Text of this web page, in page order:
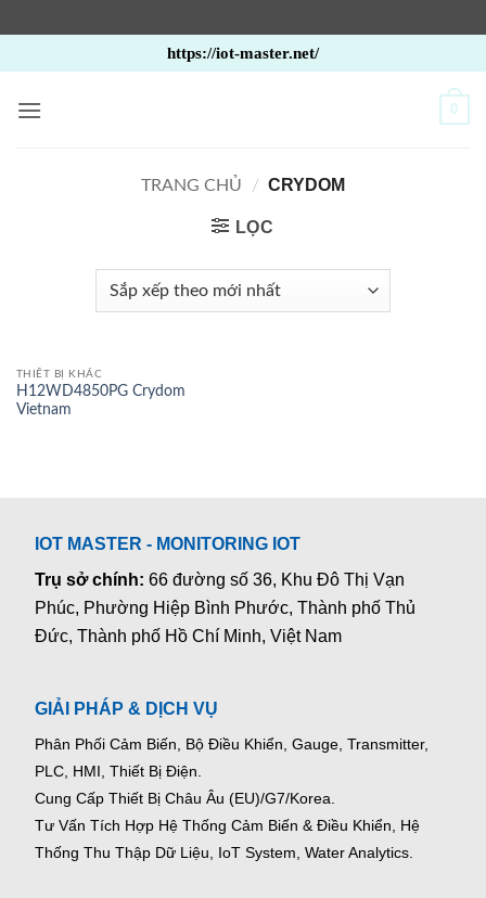
qua
nội
https://iot-master.net/
0
TRANG CHỦ / CRYDOM
LỌC
THIẾT BỊ KHÁC
H12WD4850PG Crydom
Vietnam
IOT MASTER - MONITORING IOT
Trụ sở chính:66 đường số 36, Khu Đô Thị Vạn
Phúc, Phường Hiệp Bình Phước, Thành phố Thủ
Đức, Thành phố Hồ Chí Minh, Việt Nam
GIẢI PHÁP & DỊCH VỤ
Phân Phối Cảm Biến, Bộ Điều Khiển, Gauge, Transmitter,
PLC, HMI, Thiết Bị Điện.
Cung Cấp Thiết Bị Châu Âu (EU)/G7/Korea.
Tư Vấn Tích Hợp Hệ Thống Cảm Biến & Điều Khiển, Hệ
Thống Thu Thập Dữ Liệu, IoT System, Water Analytics.